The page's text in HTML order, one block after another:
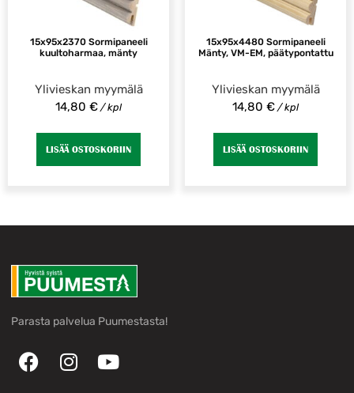
15x95x2370 Sormipaneeli
kuultoharmaa, mänty
Ylivieskan myymälä
14,80 € / kpl
LISÄÄ OSTOSKORIIN
15x95x4480 Sormipaneeli
Mänty, VM-EM, päätypontattu
Ylivieskan myymälä
14,80 € / kpl
LISÄÄ OSTOSKORIIN
Parasta palvelua Puumestasta!